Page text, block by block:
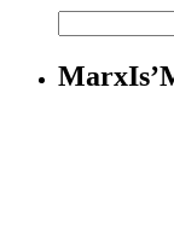
nach: